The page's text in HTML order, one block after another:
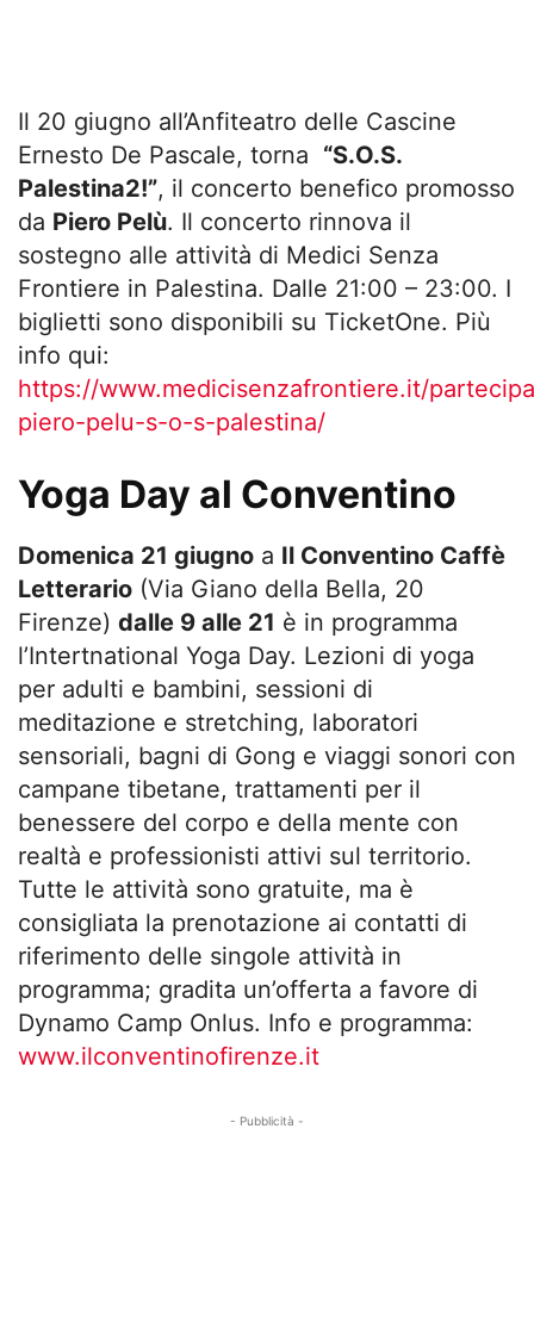
Il 20 giugno all’Anfiteatro delle Cascine
Ernesto De Pascale, torna “S.O.S.
Palestina2!”, il concerto benefico promosso
da Piero Pelù. Il concerto rinnova il
sostegno alle attività di Medici Senza
Frontiere in Palestina. Dalle 21:00 – 23:00. I
biglietti sono disponibili su TicketOne. Più
info qui:
https://www.medicisenzafrontiere.it/
piero-pelu-s-o-s-palestina/
Yoga Day al Conventino
Domenica 21 giugno a Il Conventino Caffè
Letterario (Via Giano della Bella, 20
Firenze) dalle 9 alle 21 è in programma
l’Intertnational Yoga Day. Lezioni di yoga
per adulti e bambini, sessioni di
meditazione e stretching, laboratori
sensoriali, bagni di Gong e viaggi sonori con
campane tibetane, trattamenti per il
benessere del corpo e della mente con
realtà e professionisti attivi sul territorio.
Tutte le attività sono gratuite, ma è
consigliata la prenotazione ai contatti di
riferimento delle singole attività in
programma; gradita un’offerta a favore di
Dynamo Camp Onlus. Info e programma:
www.ilconventinofirenze.it
- Pubblicità -